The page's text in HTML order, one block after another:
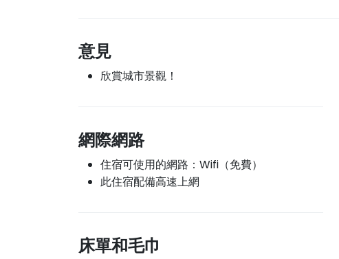
意見
欣賞城市景觀！
網際網路
住宿可使用的網路：Wifi（免費）
此住宿配備高速上網
床單和毛巾